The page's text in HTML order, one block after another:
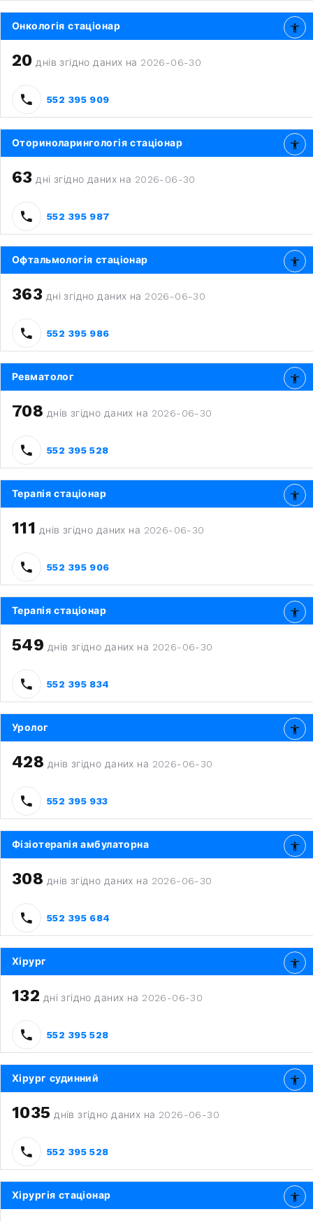
Онкологія стаціонар
20 днів згідно даних на 2026-06-30
552 395 909
Оториноларингологія стаціонар
63 дні згідно даних на 2026-06-30
552 395 987
Офтальмологія стаціонар
363 дні згідно даних на 2026-06-30
552 395 986
Ревматолог
708 днів згідно даних на 2026-06-30
552 395 528
Терапія стаціонар
111 днів згідно даних на 2026-06-30
552 395 906
Терапія стаціонар
549 днів згідно даних на 2026-06-30
552 395 834
Уролог
428 днів згідно даних на 2026-06-30
552 395 933
Фізіотерапія амбулаторна
308 днів згідно даних на 2026-06-30
552 395 684
Хірург
132 дні згідно даних на 2026-06-30
552 395 528
Хірург судинний
1035 днів згідно даних на 2026-06-30
552 395 528
Хірургія стаціонар